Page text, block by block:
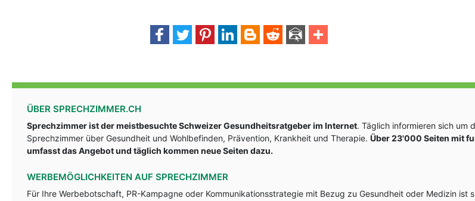
ÜBER SPRECHZIMMER.CH
Sprechzimmer ist der meistbesuchte Schweizer Gesundheitsratgeber im Internet. Täglich informieren sich um
Sprechzimmer über Gesundheit und Wohlbefinden, Prävention, Krankheit und Therapie. Über 23'000 Seiten mit
umfasst das Angebot und täglich kommen neue Seiten dazu.
WERBEMÖGLICHKEITEN AUF SPRECHZIMMER
Für Ihre Werbebotschaft, PR-Kampagne oder Kommunikationsstrategie mit Bezug zu Gesundheit oder Medizin ist